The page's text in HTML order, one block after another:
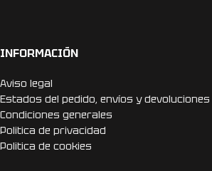
INFORMACIÓN
Aviso legal
Estados del pedido, envíos y devoluciones
Condiciones generales
Politica de privacidad
Politica de cookies